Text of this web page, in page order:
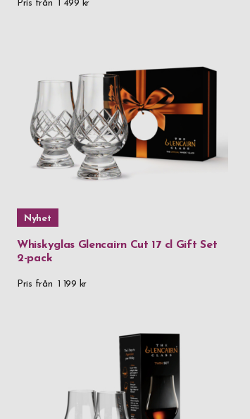
Pris från 1 499 kr
Nyhet
Whiskyglas Glencairn Cut 17 cl Gift Set
2-pack
Pris från 1 199 kr